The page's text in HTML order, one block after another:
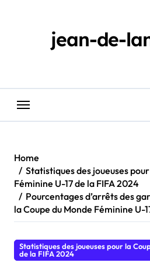
jean-de-
Home
Statistiques des joueuses
Féminine U-17 de la FIFA 2024
Pourcentages d’arrêts des
la Coupe du Monde Féminine U-
Statistiques des joueuses pour la
de la FIFA 2024